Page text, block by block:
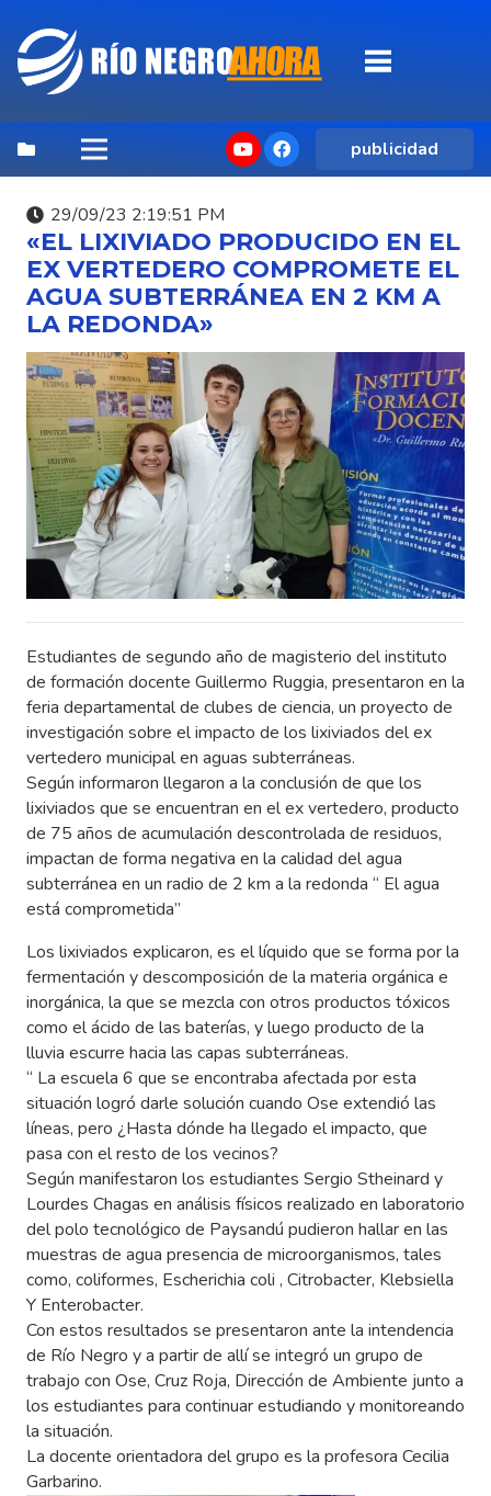
publicidad
29/09/23 2:19:51 PM
«EL LIXIVIADO PRODUCIDO EN EL
EX VERTEDERO COMPROMETE EL
AGUA SUBTERRÁNEA EN 2 KM A
LA REDONDA»
Estudiantes de segundo año de magisterio del instituto
de formación docente Guillermo Ruggia, presentaron en la
feria departamental de clubes de ciencia, un proyecto de
investigación sobre el impacto de los lixiviados del ex
vertedero municipal en aguas subterráneas.
Según informaron llegaron a la conclusión de que los
lixiviados que se encuentran en el ex vertedero, producto
de 75 años de acumulación descontrolada de residuos,
impactan de forma negativa en la calidad del agua
subterránea en un radio de 2 km a la redonda “ El agua
está comprometida”
Los lixiviados explicaron, es el líquido que se forma por la
fermentación y descomposición de la materia orgánica e
inorgánica, la que se mezcla con otros productos tóxicos
como el ácido de las baterías, y luego producto de la
lluvia escurre hacia las capas subterráneas.
“ La escuela 6 que se encontraba afectada por esta
situación logró darle solución cuando Ose extendió las
líneas, pero ¿Hasta dónde ha llegado el impacto, que
pasa con el resto de los vecinos?
Según manifestaron los estudiantes Sergio Stheinard y
Lourdes Chagas en análisis físicos realizado en laboratorio
del polo tecnológico de Paysandú pudieron hallar en las
muestras de agua presencia de microorganismos, tales
como, coliformes, Escherichia coli , Citrobacter, Klebsiella
Y Enterobacter.
Con estos resultados se presentaron ante la intendencia
de Río Negro y a partir de allí se integró un grupo de
trabajo con Ose, Cruz Roja, Dirección de Ambiente junto a
los estudiantes para continuar estudiando y monitoreando
la situación.
La docente orientadora del grupo es la profesora Cecilia
Garbarino.